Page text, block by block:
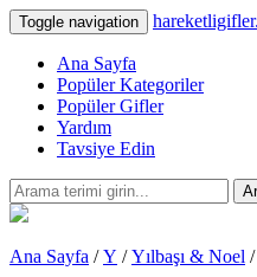
Toggle navigation
Ana Sayfa
Popüler Kategoriler
Popüler Gifler
Yardım
Tavsiye Edin
Ana Sayfa /Y /Yılbaşı & Noel